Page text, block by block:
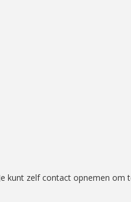
kunt zelf contact opnemen om